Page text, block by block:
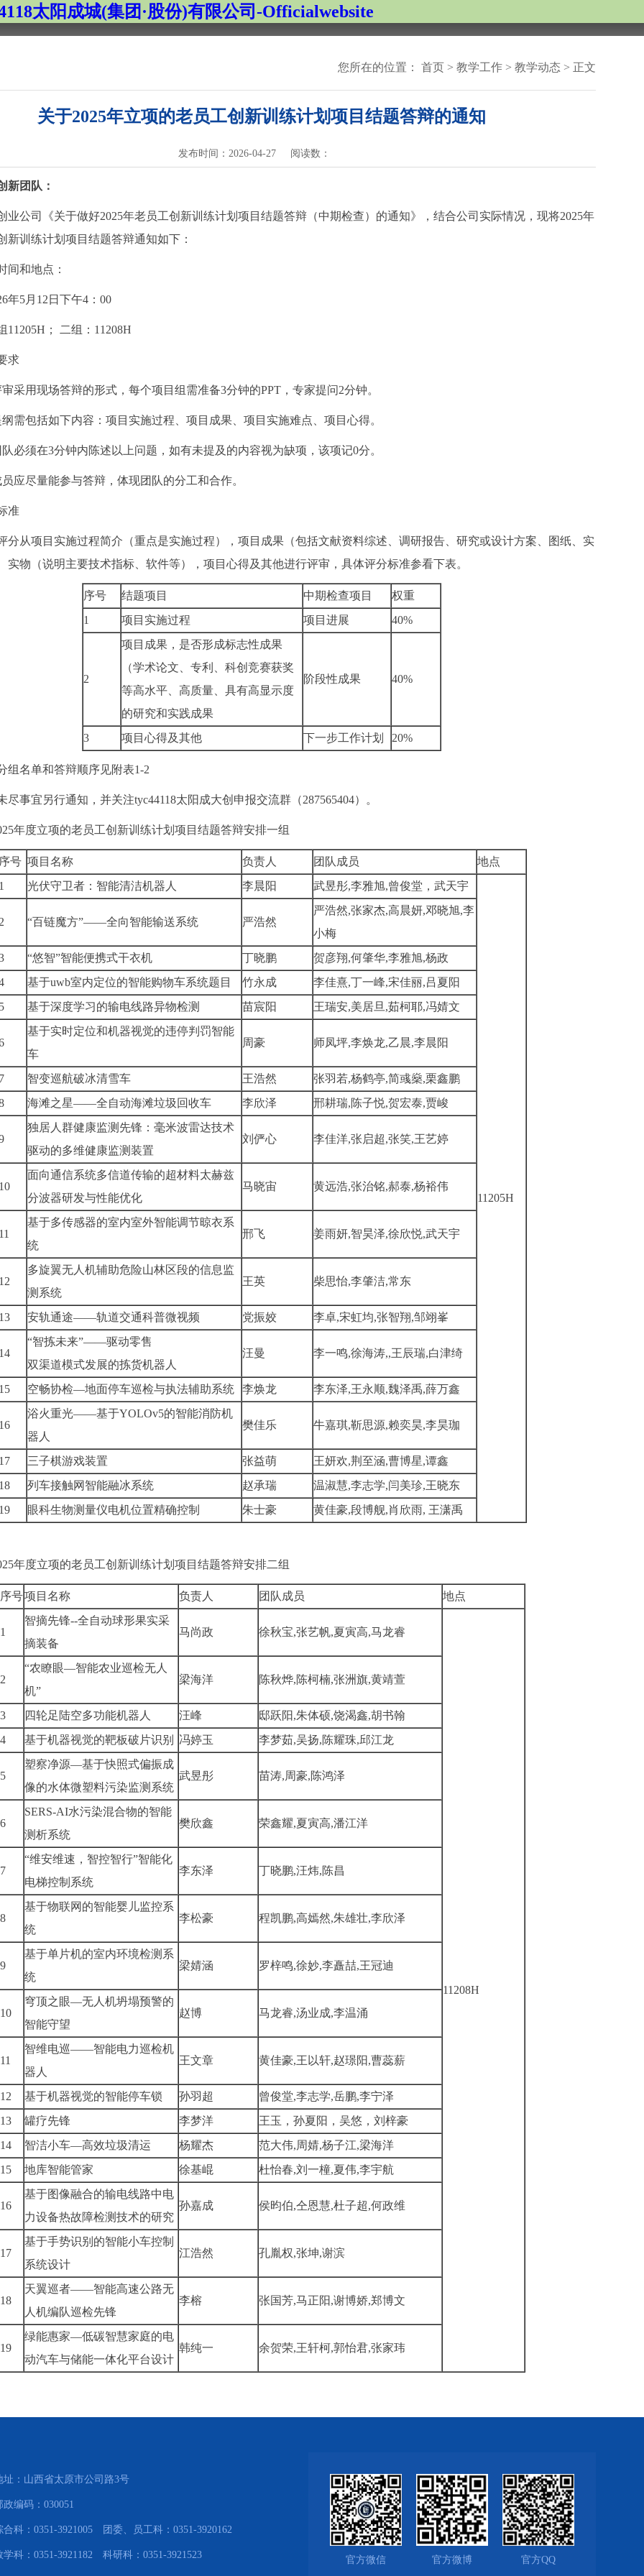
太阳成城(集团·股份)有限公司-Officialwebsite
联系我们 人才招聘 人才招聘 员工风采 安全管理
您所在的位置： 首页> 教学工作> 教学动态> 正文
关于2025年立项的老员工创新训练计划项目结题答辩的通知
发布时间：2026-04-27 阅读数：
新团队：
业公司《关于做好2025年老员工创新训练计划项目结题答辩（中期检查）的通知》，结合公司实际情况，现将2025年
新训练计划项目结题答辩通知如下：
间和地点：
年5月12日下午4：00
11205H； 二组：11208H
求
采用现场答辩的形式，每个项目组需准备3分钟的PPT，专家提问2分钟。
需包括如下内容：项目实施过程、项目成果、项目实施难点、项目心得。
必须在3分钟内陈述以上问题，如有未提及的内容视为缺项，该项记0分。
应尽量能参与答辩，体现团队的分工和合作。
准
分从项目实施过程简介（重点是实施过程），项目成果（包括文献资料综述、调研报告、研究或设计方案、图纸、实
实物（说明主要技术指标、软件等），项目心得及其他进行评审，具体评分标准参看下表。
序号 结题项目 中期检查项目
权重
1
项目实施过程 项目进展 40%
2
项目成果，是否形成标志性成果
（学术论文、专利、科创竞赛获奖
等高水平、高质量、具有高显示度
的研究和实践成果
阶段性成果 40%
3 项目心得及其他 下一步工作计划 20%
组名单和答辩顺序见附表1-2
尽事宜另行通知，并关注tyc44118太阳成大创申报交流群（287565404）。
年度立项的老员工创新训练计划项目结题答辩安排一组
号 项目名称 负责人 团队成员
地点
光伏守卫者：智能清洁机器人 李晨阳 武昱彤,李雅旭,曾俊堂，武天宇
11205H
“百链魔方”——全向智能输送系统 严浩然
严浩然,张家杰,高晨妍,邓晓旭,李
小梅
“悠智”智能便携式干衣机 丁晓鹏
贺彦翔,何肇华,李雅旭,杨政
基于uwb室内定位的智能购物车系统题目 竹永成
李佳熹,丁一峰,宋佳丽,吕夏阳
基于深度学习的输电线路异物检测 苗宸阳 王瑞安,美居旦,茹柯耶,冯婧文
基于实时定位和机器视觉的违停判罚智能
车
周豪 师凤坪,李焕龙,乙晨,李晨阳
智变巡航破冰清雪车 王浩然
张羽若,杨鹤亭,简彧燊,栗鑫鹏
海滩之星——全自动海滩垃圾回收车 李欣泽 邢耕瑞,陈子悦,贺宏泰,贾峻
独居人群健康监测先锋：毫米波雷达技术
驱动的多维健康监测装置
刘俨心 李佳洋,张启超,张笑,王艺婷
面向通信系统多信道传输的超材料太赫兹
分波器研发与性能优化
马晓宙 黄远浩,张治铭,郝泰,杨裕伟
基于多传感器的室内室外智能调节晾衣系
统
邢飞 姜雨妍,智昊泽,徐欣悦,武天宇
多旋翼无人机辅助危险山林区段的信息监
测系统
王英 柴思怡,李肇洁,常东
安轨通途——轨道交通科普微视频 党振姣 李卓,宋虹均,张智翔,邹翊峯
“智拣未来”——驱动零售
双渠道模式发展的拣货机器人
汪曼 李一鸣,徐海涛,,王辰瑞,白津绮
空畅协检—地面停车巡检与执法辅助系统 李焕龙 李东泽,王永顺,魏泽禹,薛万鑫
浴火重光——基于YOLOv5的智能消防机
器人
樊佳乐 牛嘉琪,靳思源,赖奕昊,李昊珈
三子棋游戏装置 张益萌
王妍欢,荆至涵,曹博星,谭鑫
列车接触网智能融冰系统 赵承瑞
温淑慧,李志学,闫美珍,王晓东
眼科生物测量仪电机位置精确控制 朱士豪 黄佳豪,段博舰,肖欣雨, 王潇禹
年度立项的老员工创新训练计划项目结题答辩安排二组
序号项目名称 负责人 团队成员 地点
1
智摘先锋--全自动球形果实采
摘装备
马尚政 徐秋宝,张艺帆,夏寅高,马龙睿
11208H
2
“农瞭眼—智能农业巡检无人
机”
梁海洋 陈秋烨,陈柯楠,张洲旗,黄靖萱
3 四轮足陆空多功能机器人 汪峰
邸跃阳,朱体硕,饶渴鑫,胡书翰
4
基于机器视觉的靶板破片识别 冯婷玉 李梦茹,吴扬,陈耀珠,邱江龙
5
塑察净源—基于快照式偏振成
像的水体微塑料污染监测系统
武昱彤 苗涛,周豪,陈鸿泽
6
SERS-AI水污染混合物的智能
测析系统
樊欣鑫 荣鑫耀,夏寅高,潘江洋
7
“维安维速，智控智行”智能化
电梯控制系统
李东泽 丁晓鹏,汪炜,陈昌
8
基于物联网的智能婴儿监控系
统
李松豪 程凯鹏,高嫣然,朱雄壮,李欣泽
9
基于单片机的室内环境检测系
统
梁婧涵 罗梓鸣,徐妙,李矗喆,王冠迪
10
穹顶之眼—无人机坍塌预警的
智能守望
赵博 马龙睿,汤业成,李温涌
11
智维电巡——智能电力巡检机
器人
王文章 黄佳豪,王以轩,赵璟阳,曹蕊薪
12 基于机器视觉的智能停车锁 孙羽超
曾俊堂,李志学,岳鹏,李宁泽
13
罐疗先锋 李梦洋
王玉，孙夏阳，吴悠，刘梓豪
14
智洁小车—高效垃圾清运 杨耀杰
范大伟,周婧,杨子江,梁海洋
15
地库智能管家 徐基崐 杜怡春,刘一橦,夏伟,李宇航
16
基于图像融合的输电线路中电
力设备热故障检测技术的研究
孙嘉成 侯昀伯,仝恩慧,杜子超,何政维
17
基于手势识别的智能小车控制
系统设计
江浩然 孔胤权,张坤,谢滨
18
天翼巡者——智能高速公路无
人机编队巡检先锋
李榕 张国芳,马正阳,谢博娇,郑博文
19
绿能惠家—低碳智慧家庭的电
动汽车与储能一体化平台设计
韩纯一 余贺荣,王轩柯,郭怡君,张家玮
址：山西省太原市公司路3号
政编码：030051
合科：0351-3921005 团委、员工科：0351-3920162
学科：0351-3921182 科研科：0351-3921523 官方微信 官方微博 官方QQ